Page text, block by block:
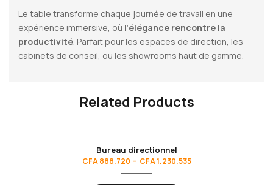
Le table transforme chaque journée de travail en une
expérience immersive, où l’élégance rencontre la
productivité. Parfait pour les espaces de direction, les
cabinets de conseil, ou les showrooms haut de gamme.
Related Products
Bureau directionnel
CFA888.720 – CFA1.230.535